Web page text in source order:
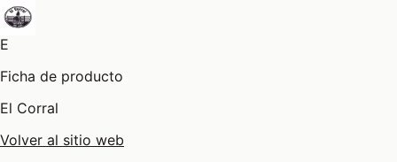
E
Ficha de producto
El Corral
Volver al sitio web